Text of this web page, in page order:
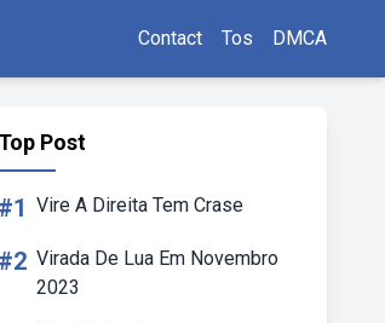
Contact Tos DMCA
Top Post
#1 Vire A Direita Tem Crase
#2 Virada De Lua Em Novembro
2023